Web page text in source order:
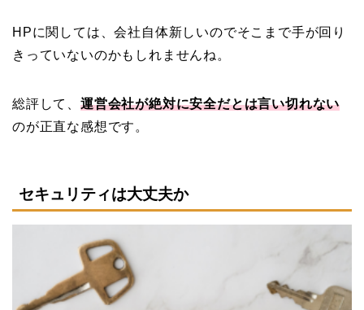
HPに関しては、会社自体新しいのでそこまで手が回り
きっていないのかもしれませんね。
総評して、 運営会社が絶対に安全だとは言い切れない
のが正直な感想です。
セキュリティは大丈夫か